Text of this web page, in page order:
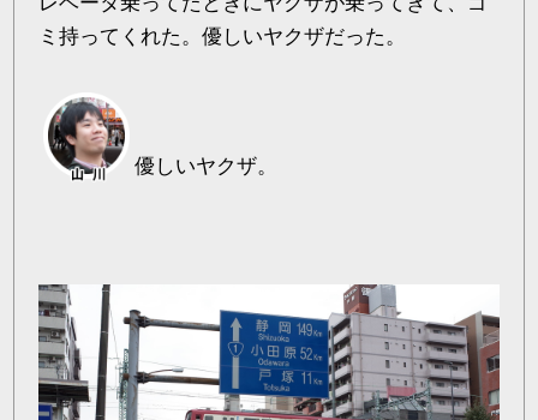
ミ持ってくれた。優しいヤクザだった。
優しいヤクザ。